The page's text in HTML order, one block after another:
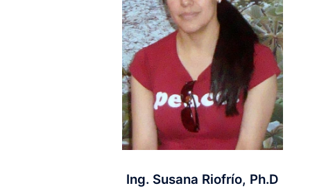
Ing. Susana Riofrío, Ph.D